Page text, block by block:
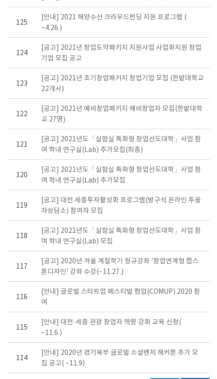
125
[안내] 2021 해양수산 크라우드펀딩 지원 프로그램 (
~4.26.)
124
[공고] 2021년 창업도약패키지 지원사업 사업화지원 창업
기업 모집 공고
123
[공고] 2021년 초기창업패키지 창업기업 모집 (한밭대학교
22개사)
122
[공고] 2021년 예비창업패키지 예비창업자 모집(한밭대학
교 27명)
121
[공고] 2021년도「실험실 특화형 창업선도대학」사업 참
여 학내 연구실(Lab) 추가모집(최종)
120
[공고] 2021년도「실험실 특화형 창업선도대학」사업 참
여 학내 연구실(Lab) 추가모집
119
[공고] 대전.세종투자활성화 프로그램(방구석 온라인 투융
자상담소) 참여자 모집
118
[공고] 2021년도「실험실 특화형 창업선도대학」사업 참
여 학내 연구실(Lab) 모집
117
[공고] 2020년 겨울 계절학기 정규강좌 '창업연계형 캡스
톤디자인' 강좌 수강(~11.27.)
116
[안내] 글로벌 스타트업 페스티벌 컴업(COMUP) 2020 참
여
115
[안내] 대전·세종 관광 창업자 역량 강화 교육 신청(
~11.6.)
114
[안내] 2020년 경기북부 글로벌 소셜벤처 해커톤 추가 모
집 공고( ~11.9)